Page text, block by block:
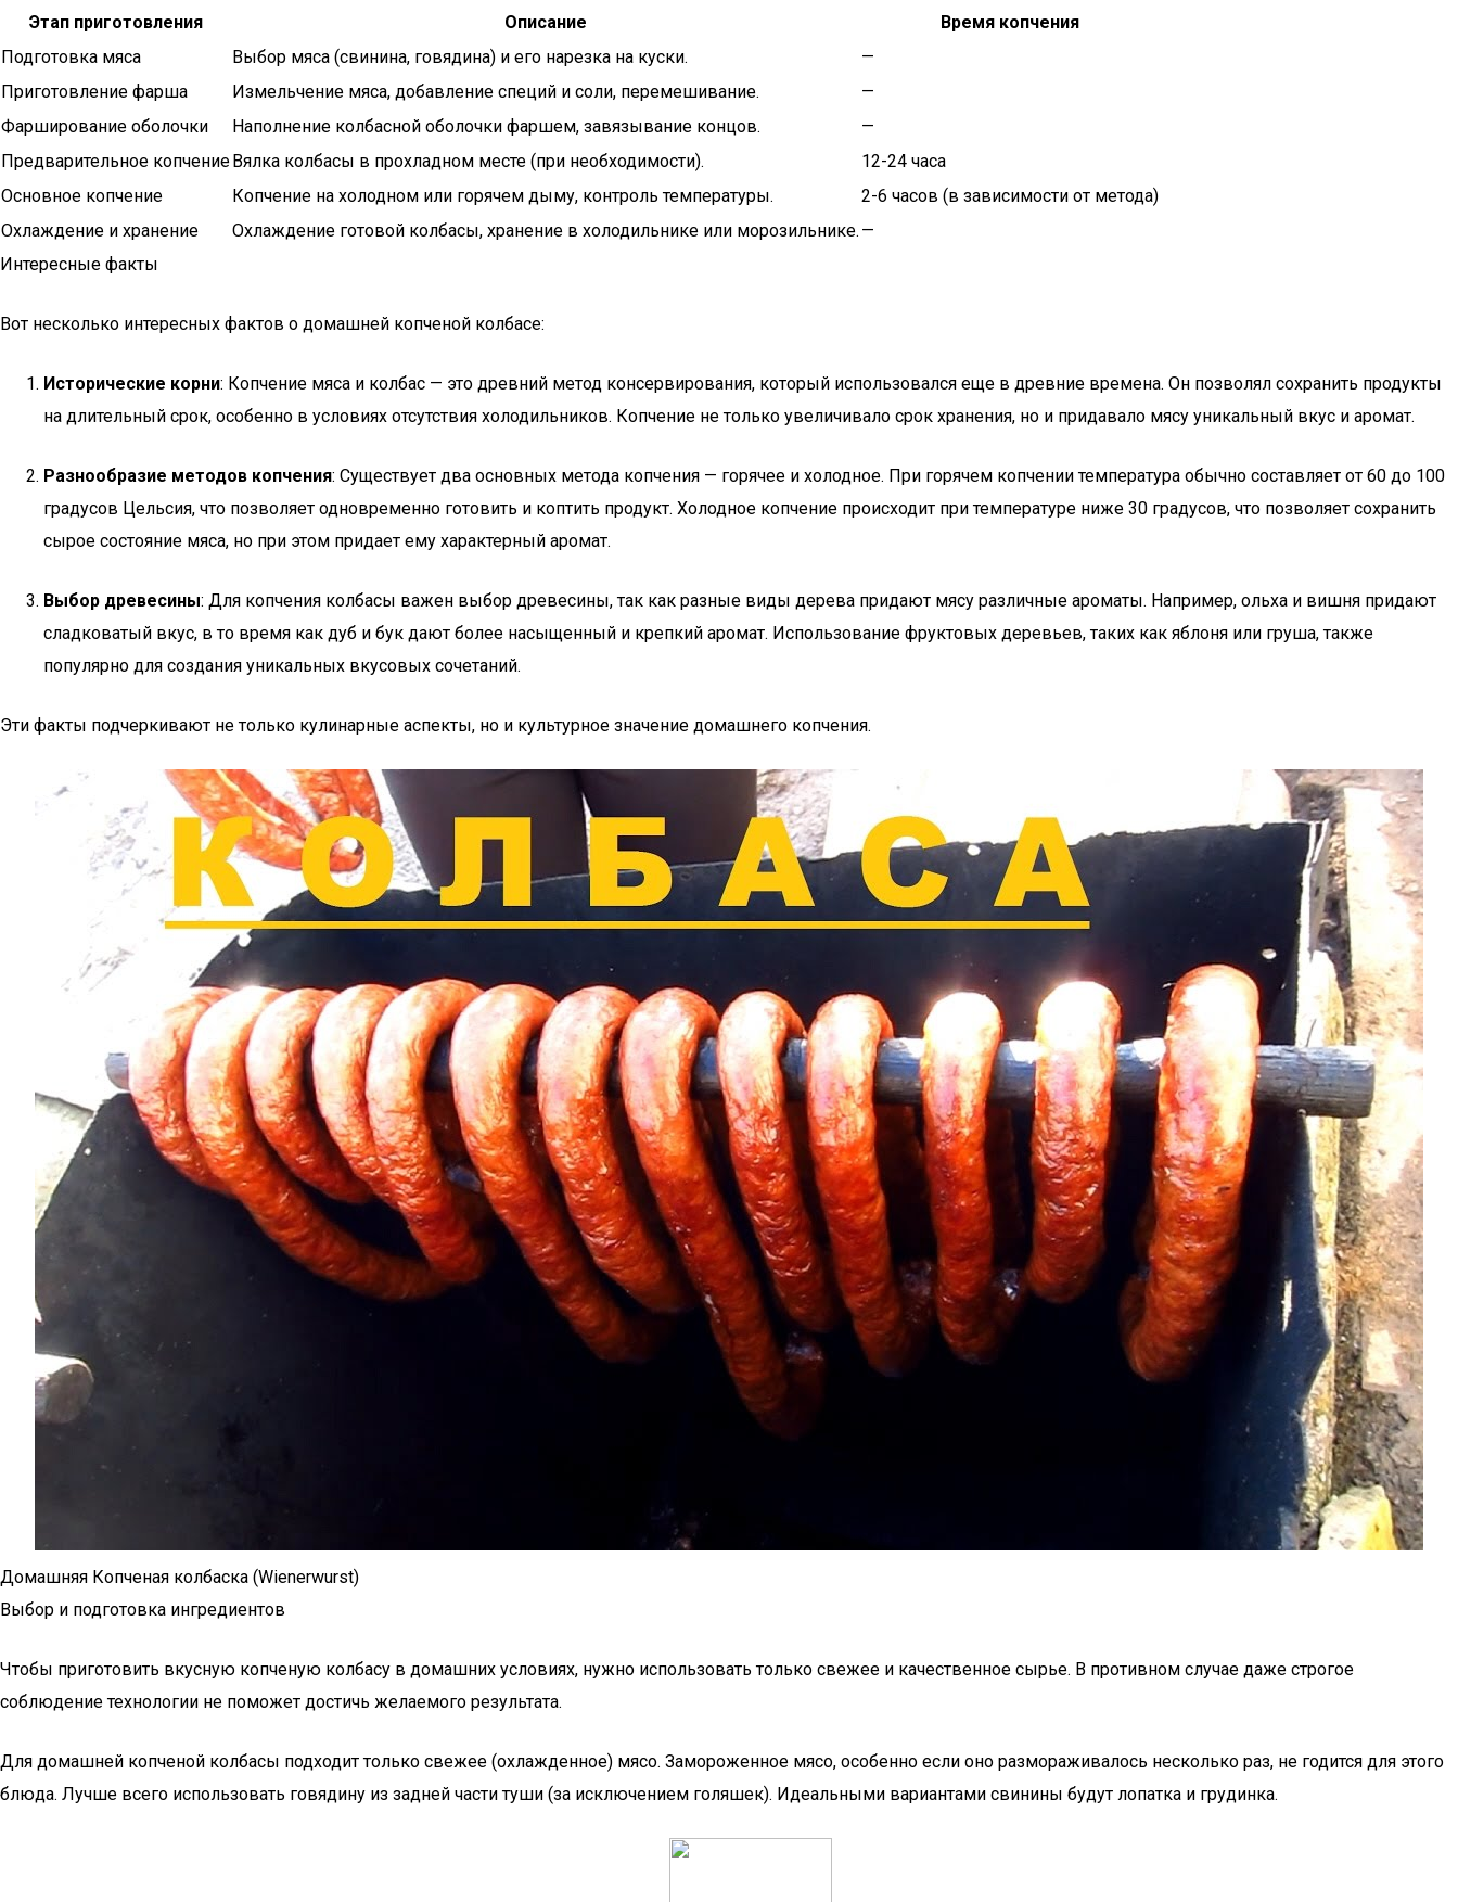
Этап приготовления Описание
Время копчения
Подготовка мяса
Выбор мяса (свинина, говядина) и его нарезка на куски.
—
Приготовление фарша
Измельчение мяса, добавление специй и соли, перемешивание.
—
Фарширование оболочки
Наполнение колбасной оболочки фаршем, завязывание концов.
—
Предварительное копчениеВялка колбасы в прохладном месте (при необходимости).
12-24 часа
Основное копчение
Копчение на холодном или горячем дыму, контроль температуры.
2-6 часов (в зависимости от метода)
Охлаждение и хранение
Охлаждение готовой колбасы, хранение в холодильнике или морозильнике. —
Интересные факты
Вот несколько интересных фактов о домашней копченой колбасе:
Исторические корни: Копчение мяса и колбас — это древний метод консервирования, который использовался еще в древние времена. Он позволял сохранить продукты
на длительный срок, особенно в условиях отсутствия холодильников. Копчение не только увеличивало срок хранения, но и придавало мясу уникальный вкус и аромат.
Разнообразие методов копчения: Существует два основных метода копчения — горячее и холодное. При горячем копчении температура обычно составляет от 60 до 100
градусов Цельсия, что позволяет одновременно готовить и коптить продукт. Холодное копчение происходит при температуре ниже 30 градусов, что позволяет сохранить
сырое состояние мяса, но при этом придает ему характерный аромат.
Выбор древесины: Для копчения колбасы важен выбор древесины, так как разные виды дерева придают мясу различные ароматы. Например, ольха и вишня придают
сладковатый вкус, в то время как дуб и бук дают более насыщенный и крепкий аромат. Использование фруктовых деревьев, таких как яблоня или груша, также
популярно для создания уникальных вкусовых сочетаний.
Эти факты подчеркивают не только кулинарные аспекты, но и культурное значение домашнего копчения.
Домашняя Копченая колбаска (Wienerwurst)
Выбор и подготовка ингредиентов
Чтобы приготовить вкусную копченую колбасу в домашних условиях, нужно использовать только свежее и качественное сырье. В противном случае даже строгое
соблюдение технологии не поможет достичь желаемого результата.
Для домашней копченой колбасы подходит только свежее (охлажденное) мясо. Замороженное мясо, особенно если оно размораживалось несколько раз, не годится для этого
блюда. Лучше всего использовать говядину из задней части туши (за исключением голяшек). Идеальными вариантами свинины будут лопатка и грудинка.